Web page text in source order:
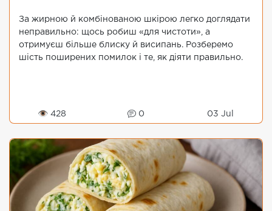
За жирною й комбінованою шкірою легко доглядати
неправильно: щось робиш «для чистоти», а
отримуєш більше блиску й висипань. Розберемо
шість поширених помилок і те, як діяти правильно.
👁 428 0 03 Jul